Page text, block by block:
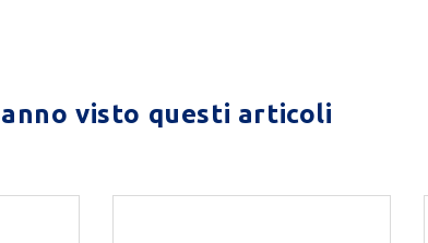
visto questi articoli